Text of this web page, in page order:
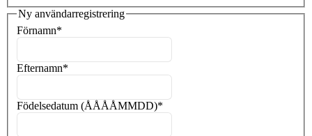
Ny användarregistrering
Förnamn*
Efternamn*
Födelsedatum (ÅÅÅÅMMDD)*